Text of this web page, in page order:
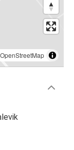
OpenStreetMap